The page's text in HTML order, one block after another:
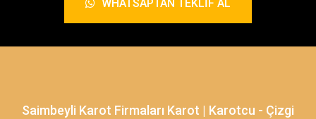
WHATSAPTAN TEKLIF AL
Saimbeyli Karot Firmaları Karot | Karotcu - Çizgi